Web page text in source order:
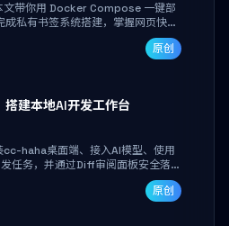
文带你用 Docker Compose 一键部
私有书签系统搭建，掌握网页快照
全文搜索。适合开发者与知识工作
归档，随时检索。
原创
建本地AI开发工作台
cc-haha桌面端、接入AI模型、使用
任务，并通过Diff审阅面板安全落地
作，让AI在沙箱环境中工作，你只
原创